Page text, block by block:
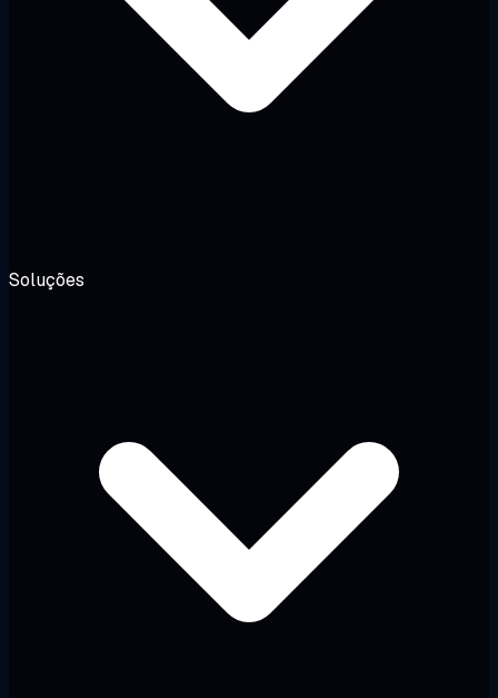
Soluções